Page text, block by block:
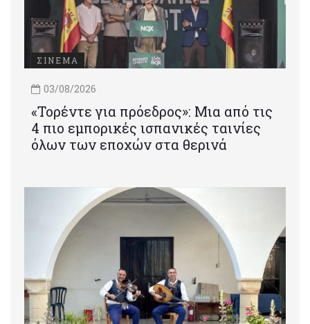
ΣΙΝΕΜΑ
03/08/2026
«Τορέντε για πρόεδρος»: Mια από τις
4 πιο εμπορικές ισπανικές ταινίες
όλων των εποχών στα θερινά